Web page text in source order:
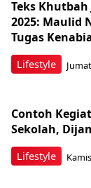
Lifestyle
Teks
2025: Maulid
Tugas
Lifestyle
Contoh
Sekolah,